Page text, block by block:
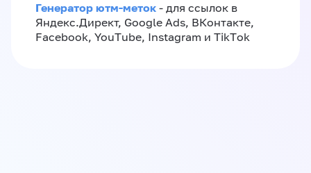
Генератор ютм-меток - для ссылок в
Яндекс.Директ, Google Ads, ВКонтакте,
Facebook, YouTube, Instagram и TikTok